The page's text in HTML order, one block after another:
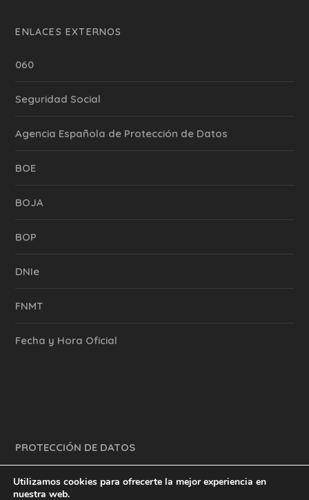
ENLACES EXTERNOS
060
Seguridad Social
Agencia Española de Protección de Datos
BOE
BOJA
BOP
DNIe
FNMT
Fecha y Hora Oficial
PROTECCIÓN DE DATOS
Utilizamos cookies para ofrecerte la mejor experiencia en
nuestra web.